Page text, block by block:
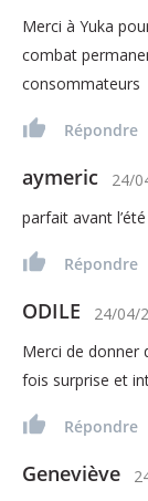
Merci à Yuka
combat
consommateurs
Répondre
aymeric 24/
parfait avant l’été
Répondre
ODILE 24/04/
Merci de donner
fois surprise et
Répondre
Geneviève